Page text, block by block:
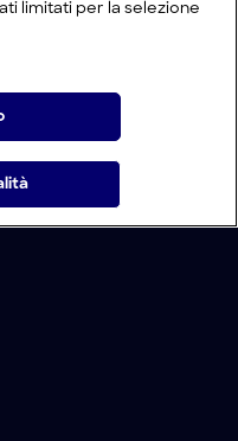
limitati per la selezione